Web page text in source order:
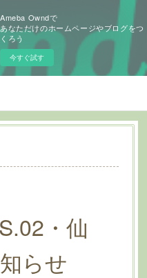
Ameba Owndで
あなただけのホームページやブログをつ
くろう
今すぐ試す
・仙
らせ